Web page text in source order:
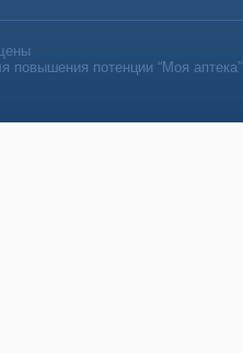
повышения потенции “Моя